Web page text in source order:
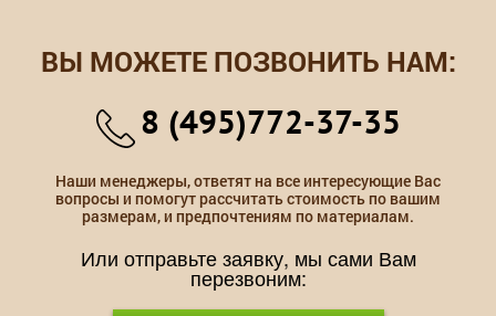
ВЫ МОЖЕТЕ ПОЗВОНИТЬ НАМ:
8 (495)772-37-35
Наши менеджеры, ответят на все интересующие Вас
вопросы и помогут рассчитать стоимость по вашим
размерам, и предпочтениям по материалам.
Или отправьте заявку, мы сами Вам
перезвоним: